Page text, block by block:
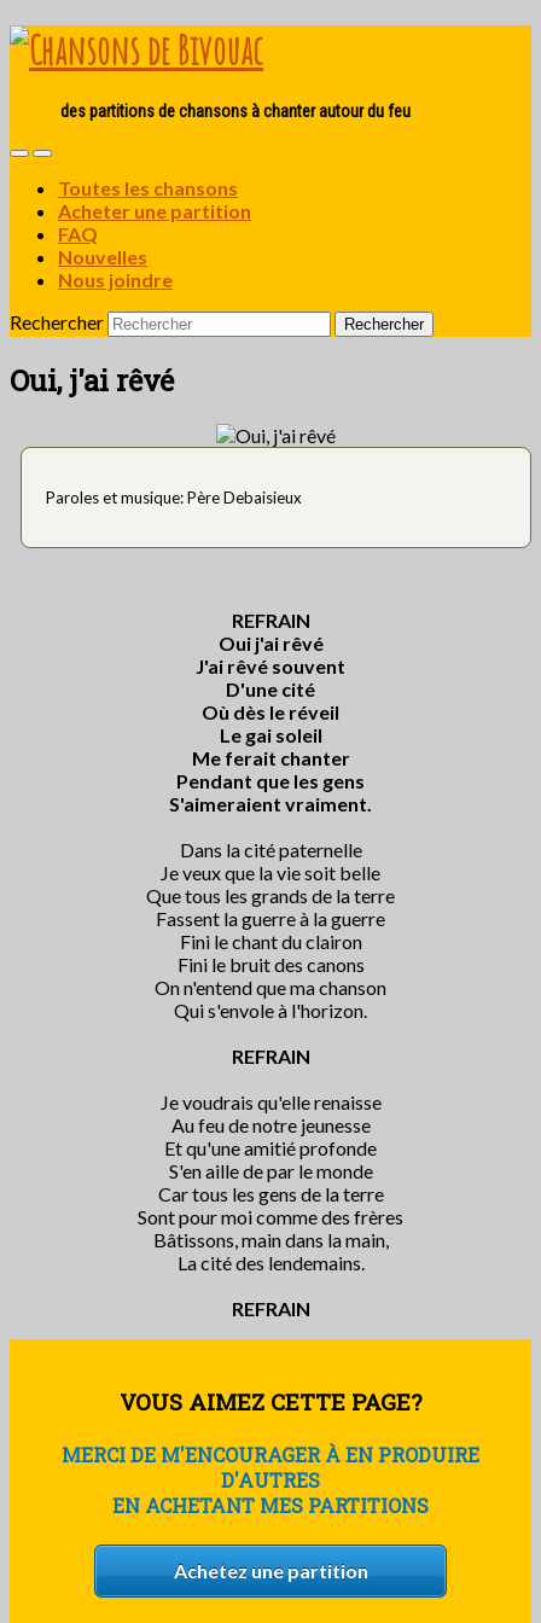
des partitions de chansons à chanter autour du feu
Toutes les chansons
Acheter une partition
FAQ
Nouvelles
Nous joindre
Rechercher
Oui, j'ai rêvé
Paroles et musique: Père Debaisieux
REFRAIN
Oui j'ai rêvé
J'ai rêvé souvent
D'une cité
Où dès le réveil
Le gai soleil
Me ferait chanter
Pendant que les gens
S'aimeraient vraiment.
Dans la cité paternelle
Je veux que la vie soit belle
Que tous les grands de la terre
Fassent la guerre à la guerre
Fini le chant du clairon
Fini le bruit des canons
On n'entend que ma chanson
Qui s'envole à l'horizon.
REFRAIN
Je voudrais qu'elle renaisse
Au feu de notre jeunesse
Et qu'une amitié profonde
S'en aille de par le monde
Car tous les gens de la terre
Sont pour moi comme des frères
Bâtissons, main dans la main,
La cité des lendemains.
REFRAIN
VOUS AIMEZ CETTE PAGE?
MERCI DE M'ENCOURAGER À EN PRODUIRE
D'AUTRES
EN ACHETANT MES PARTITIONS
Achetez une partition